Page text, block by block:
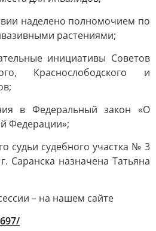
наделено полномочием по
растениями;
инициативы Советов
Краснослободского и
в Федеральный закон «О
Федерации»;
судьи судебного участка № 3
Саранска назначена Татьяна
– на нашем сайте